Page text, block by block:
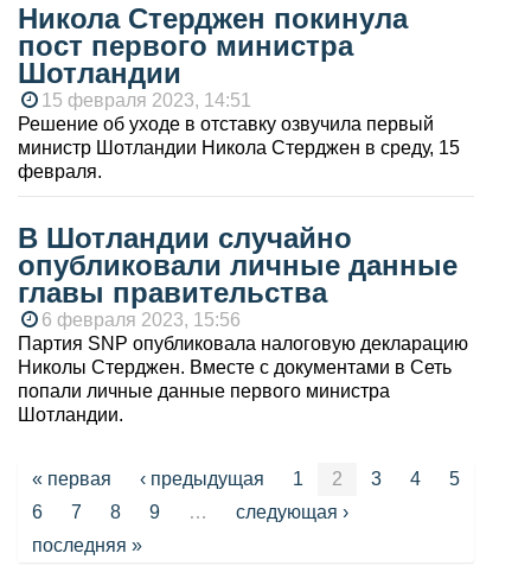
Никола Стерджен покинула
пост первого министра
Шотландии
15 февраля 2023, 14:51
Решение об уходе в отставку озвучила первый
министр Шотландии Никола Стерджен в среду, 15
февраля.
В Шотландии случайно
опубликовали личные данные
главы правительства
6 февраля 2023, 15:56
Партия SNP опубликовала налоговую декларацию
Николы Стерджен. Вместе с документами в Сеть
попали личные данные первого министра
Шотландии.
Страницы
« первая ‹ предыдущая 1 2 3 4
5
6
7 8 9 …
следующая ›
последняя »